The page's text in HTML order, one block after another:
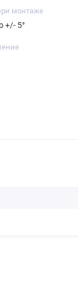
монтаже
+/- 5°